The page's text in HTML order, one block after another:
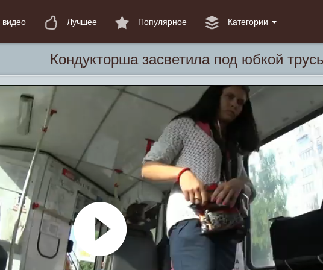
видео Лучшее Популярное Категории
Кондукторша засветила под юбкой